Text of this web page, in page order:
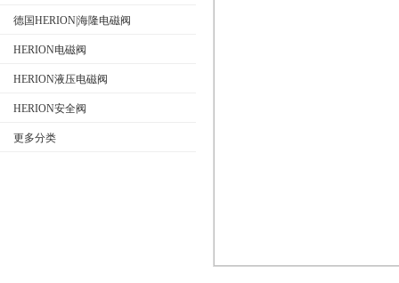
德国HERION|海隆电磁阀
HERION电磁阀
HERION液压电磁阀
HERION安全阀
更多分类